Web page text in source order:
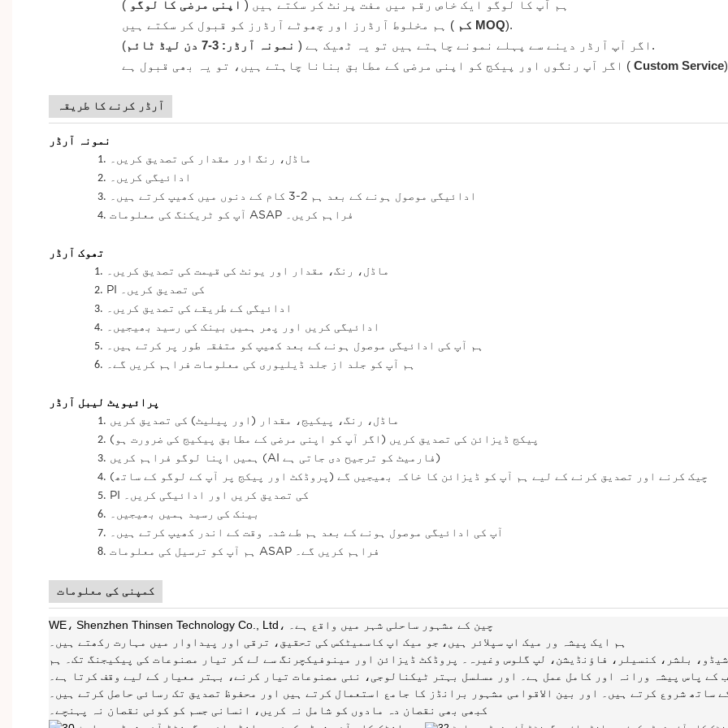
ہم آپ کا لوگو ایک خاص رقم میں مفت پرنٹ کر سکتے ہیں ( اپنی مرضی کا لوگو )
ہم مخلوط آرڈرز اور چھوٹے آرڈرز کو قبول کر سکتے ہیں (
کم MOQ).
اگر آپ آرڈر دینے سے پہلے نمونے چاہتے ہیں تو یہ ٹھیک ہے ( نمونہ آرڈر: 3-7 دن لیڈ ٹائم
).
اگر آپ رنگوں اور پیکج کو اپنی مرضی کے مطابق بنانا چاہتے ہیں، تو یہ بھی قبول ہے ( Custom Service
آرڈر کرنے کا طریقہ
نمونہ آرڈر
1. ماڈل، رنگ اور مقدار کی تصدیق کریں۔
2. ادائیگی کریں۔
3. ادائیگی موصول ہونے کے بعد ہم 2-3 کام کے دنوں میں کھیپ کرتے ہیں۔
4. آپ کو ٹریکنگ کی معلومات ASAP فراہم کریں۔
تھوک آرڈر
1. ماڈل، رنگ، مقدار اور یونٹ کی قیمت کی تصدیق کریں۔
2. PI کی تصدیق کریں۔
3. ادائیگی کے طریقے کی تصدیق کریں۔
4. ادائیگی کریں اور پھر ہمیں بینک کی رسید بھیجیں۔
5. ہم آپ کی ادائیگی موصول ہونے کے بعد کھیپ کو متفقہ طور پر کرتے ہیں۔
6. ہم آپ کو جلد از جلد ڈیلیوری کی معلومات فراہم کریں گے۔
پرائیویٹ لیبل آرڈر
1. ماڈل، رنگ، پیکیج، مقدار (اور پیلیٹ) کی تصدیق کریں
2. پیکج ڈیزائن کی تصدیق کریں (اگر آپ کو اپنی مرضی کے مطابق پیکیج کی ضرورت ہو)
3. ہمیں اپنا لوگو فراہم کریں (AI فارمیٹ کو ترجیح دی جاتی ہے)
4. چیک کرنے اور تصدیق کرنے کے لیے ہم آپ کو ڈیزائن کا خاکہ بھیجیں گے (پروڈکٹ اور پیکج پر آپ کے لوگو کے ساتھ)
5. PI کی تصدیق کریں اور ادائیگی کریں۔
6. بینک کی رسید ہمیں بھیجیں۔
7. آپ کی ادائیگی موصول ہونے کے بعد ہم طے شدہ وقت کے اندر کھیپ کرتے ہیں۔
8. ہم آپ کو ترسیل کی معلومات ASAP فراہم کریں گے۔
کمپنی کی معلومات
WE، Shenzhen Thinsen Technology Co., Ltd، چین کے مشہور ساحلی شہر میں واقع ہے۔
ہم ایک پیشہ ور میک اپ سپلائر ہیں، جو میک اپ کاسمیٹکس کی تحقیق، ترقی اور پیداوار میں مہارت رکھتے ہیں۔
بلشر، کنسیلر، فاؤنڈیشن، لپ گلوس وغیرہ۔ پروڈکٹ ڈیزائن اور مینوفیکچرنگ سے لے کر تیار مصنوعات کی پیکیجنگ تک۔ ہم
کے پاس پیشہ ورانہ اور کامل عمل ہے۔ اور مسلسل بہتر ٹیکنالوجی، نئی مصنوعات تیار کرنے، بہتر معیار کے لیے وقف کرتا ہے۔
ساتھ شروع کرتے ہیں۔ اور بین الاقوامی مشہور برانڈز کا جامع استعمال کرتے ہیں اور محفوظ تصدیق تک رسائی حاصل کرتے ہیں۔
کبھی بھی نقصان دہ مادوں کو شامل نہ کریں، انسانی جسم کو کوئی نقصان نہ پہنچے۔